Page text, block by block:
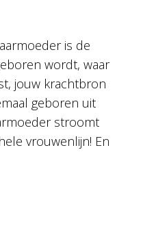
is de
wordt, waar
jouw krachtbron
geboren uit
stroomt
vrouwenlijn! En